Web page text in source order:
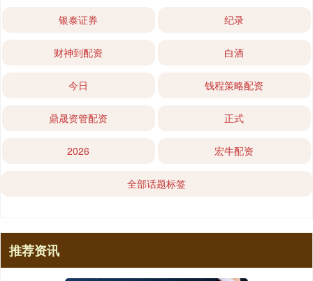
银泰证券 纪录
财神到配资 白酒
今日 钱程策略配资
鼎晟资管配资 正式
2026 宏牛配资
全部话题标签
推荐资讯